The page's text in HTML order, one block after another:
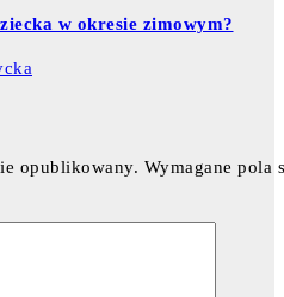
w okresie zimowym?
opublikowany. Wymagane pola